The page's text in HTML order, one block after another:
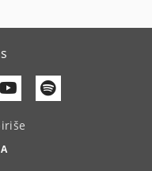
Youtube